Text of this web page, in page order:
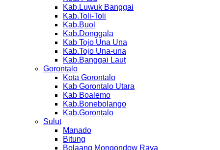
Kab.Luwuk Banggai
Kab.Toli-Toli
Kab.Buol
Kab.Donggala
Kab Tojo Una Una
Kab.Tojo Una-una
Kab.Banggai Laut
Gorontalo
Kota Gorontalo
Kab Gorontalo Utara
Kab Boalemo
Kab.Bonebolango
Kab.Gorontalo
Sulut
Manado
Bitung
Bolaang Mongondow Raya